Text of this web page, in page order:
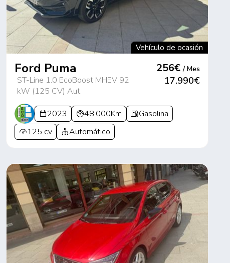
Vehículo de ocasión
Ford Puma
ST-Line 1.0 EcoBoost MHEV 92
kW (125 CV) Aut.
256€/ Mes
17.990€
2023 48.000Km
Gasolina
125 cv
Automático